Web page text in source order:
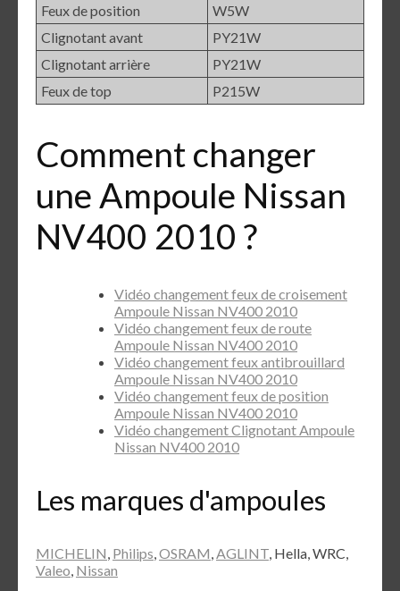
Feux de position
W5W
Clignotant avant
PY21W
Clignotant arrière
PY21W
Feux de top
P215W
Comment changer
une Ampoule Nissan
NV400 2010 ?
Vidéo changement feux de croisement
Ampoule Nissan NV400 2010
Vidéo changement feux de route
Ampoule Nissan NV400 2010
Vidéo changement feux antibrouillard
Ampoule Nissan NV400 2010
Vidéo changement feux de position
Ampoule Nissan NV400 2010
Vidéo changement Clignotant Ampoule
Nissan NV400 2010
Les marques d'ampoules
MICHELIN, Philips,OSRAM,AGLINT, Hella, WRC,
Valeo, Nissan